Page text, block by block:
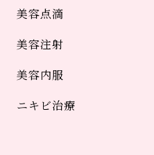
美容点滴
美容注射
美容内服
ニキビ治療